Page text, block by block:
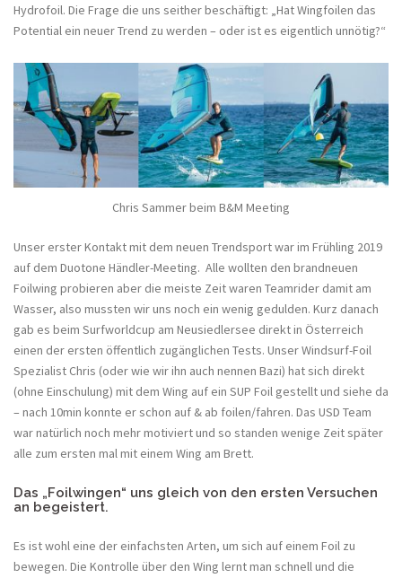
Hydrofoil. Die Frage die uns seither beschäftigt: „Hat Wingfoilen das
Potential ein neuer Trend zu werden – oder ist es eigentlich unnötig?“
Chris Sammer beim B&M Meeting
Unser erster Kontakt mit dem neuen Trendsport war im Frühling 2019
auf dem Duotone Händler-Meeting. Alle wollten den brandneuen
Foilwing probieren aber die meiste Zeit waren Teamrider damit am
Wasser, also mussten wir uns noch ein wenig gedulden. Kurz danach
gab es beim Surfworldcup am Neusiedlersee direkt in Österreich
einen der ersten öffentlich zugänglichen Tests. Unser Windsurf-Foil
Spezialist Chris (oder wie wir ihn auch nennen Bazi) hat sich direkt
(ohne Einschulung) mit dem Wing auf ein SUP Foil gestellt und siehe da
– nach 10min konnte er schon auf & ab foilen/fahren. Das USD Team
war natürlich noch mehr motiviert und so standen wenige Zeit später
alle zum ersten mal mit einem Wing am Brett.
Das „Foilwingen“ uns gleich von den ersten Versuchen
an begeistert.
Es ist wohl eine der einfachsten Arten, um sich auf einem Foil zu
bewegen. Die Kontrolle über den Wing lernt man schnell und die